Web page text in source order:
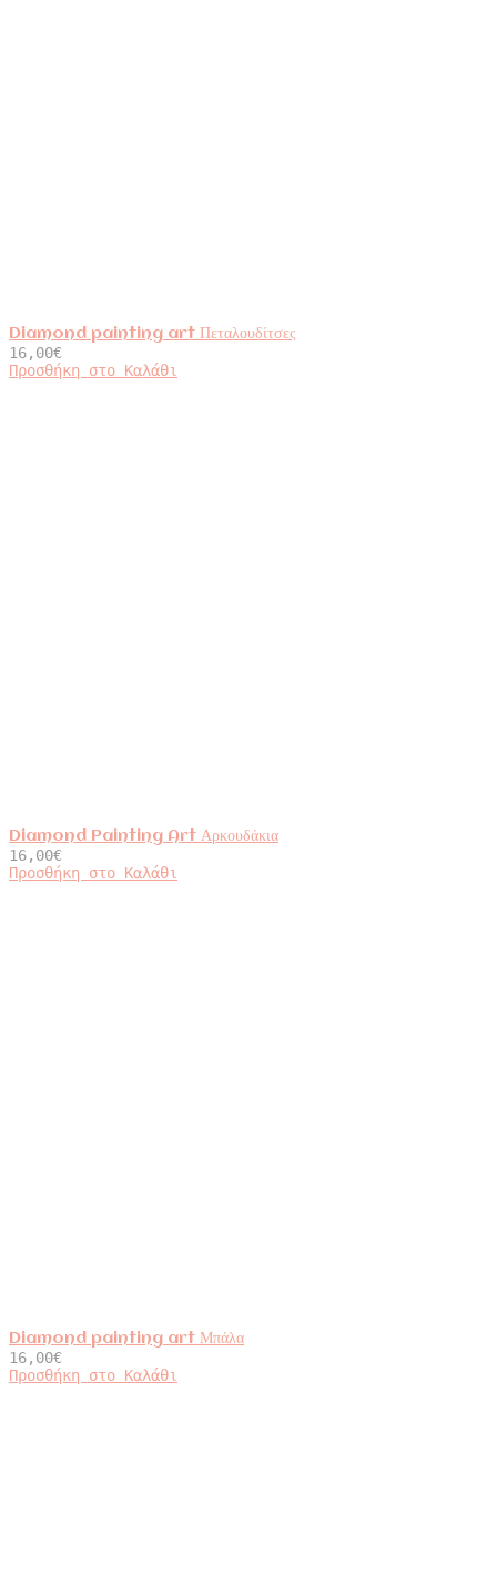
Diamond painting art Πεταλουδίτσες
16,00€
Προσθήκη στο Καλάθι
Diamond Painting Art Αρκουδάκια
16,00€
Προσθήκη στο Καλάθι
Diamond painting art Μπάλα
16,00€
Προσθήκη στο Καλάθι